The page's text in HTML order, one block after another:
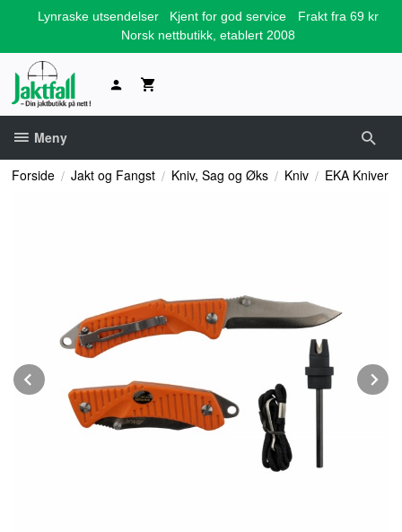
Lynraske utsendelser Kjent for god service
Frakt fra 69 kr
Norsk nettbutikk, etablert 2008
Meny
Forside Jakt og Fangst Kniv, Sag og Øks Kniv EKA Kniver
Prev